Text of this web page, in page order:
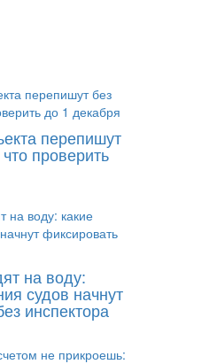
перепишут
проверить
на воду:
судов начнут
инспектора